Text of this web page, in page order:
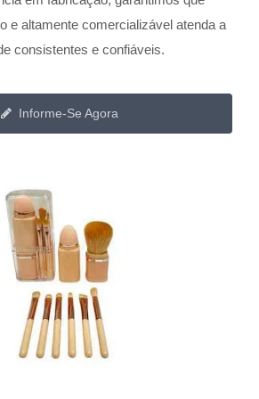
e altamente comercializável atenda a
consistentes e confiáveis.
Informe-Se Agora